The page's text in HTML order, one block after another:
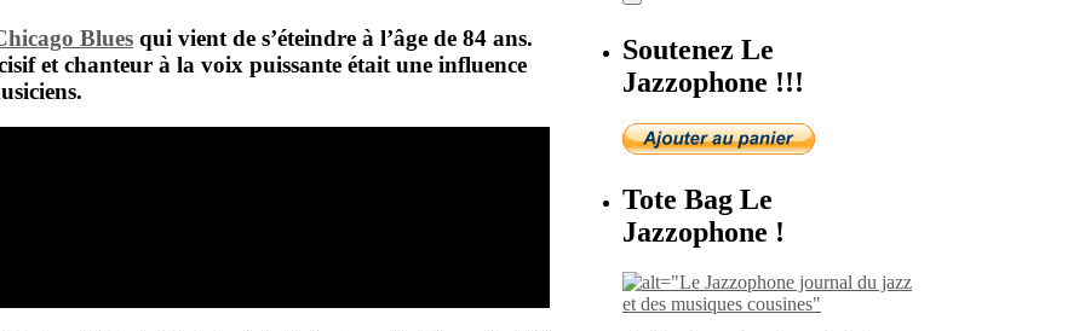
Blues qui vient de s’éteindre à l’âge de 84 ans.
et chanteur à la voix puissante était une influence
Soutenez Le
Jazzophone !!!
Tote Bag Le
Jazzophone !